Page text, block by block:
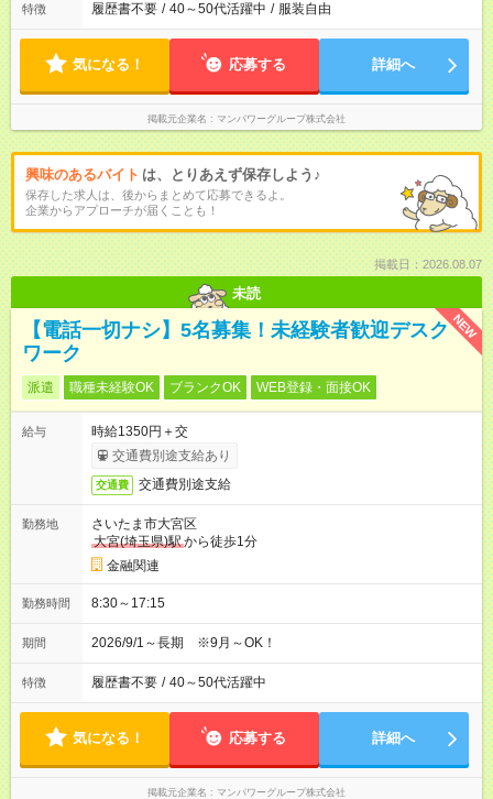
特徴 履歴書不要 / 40～50代活躍中 / 服装自由
気になる！ 応募する 詳細へ
掲載元企業名 マンパワーグループ株式会社
興味のあるバイト は、とりあえず保存しよう♪
保存した求人は、後からまとめて応募できるよ。
企業からアプローチが届くことも！
掲載日：2026.08.07
未読
NEW
【電話一切ナシ】5名募集！未経験者歓迎デスク
ワーク
派遣 職種未経験OK ブランクOK WEB登録・面接OK
給与
時給1350円＋交
交通費別途支給あり
交通費 交通費別途支給
勤務地
さいたま市大宮区
大宮(埼玉県)駅から徒歩1分
金融関連
勤務時間 8:30～17:15
期間 2026/9/1～長期 ※9月～OK！
特徴 履歴書不要 / 40～50代活躍中
気になる！ 応募する 詳細へ
掲載元企業名 マンパワーグループ株式会社